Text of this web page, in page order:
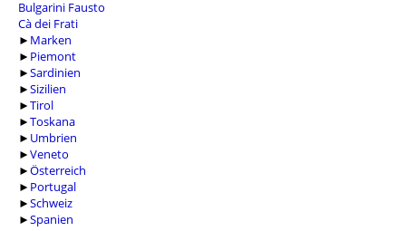
Bulgarini Fausto
Cà dei Frati
► Marken
► Piemont
►Sardinien
►Sizilien
►Tirol
►Toskana
► Umbrien
►Veneto
►Österreich
► Portugal
►Schweiz
►Spanien